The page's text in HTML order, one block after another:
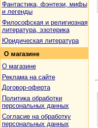
Фантастика, фэнтези, мифы
и легенды
Философская и религиозная
литература, эзотерика
Юридическая литература
О магазине
О магазине
Реклама на сайте
Договор-оферта
Политика обработки
персональных данных
Согласие на обработку
персональных данных